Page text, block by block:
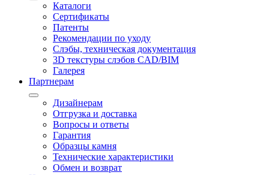
Каталоги
Сертификаты
Патенты
Рекомендации по уходу
Слэбы, техническая документация
3D текстуры слэбов CAD/BIM
Галерея
Партнерам
Дизайнерам
Отгрузка и доставка
Вопросы и ответы
Гарантия
Образцы камня
Технические характеристики
Обмен и возврат